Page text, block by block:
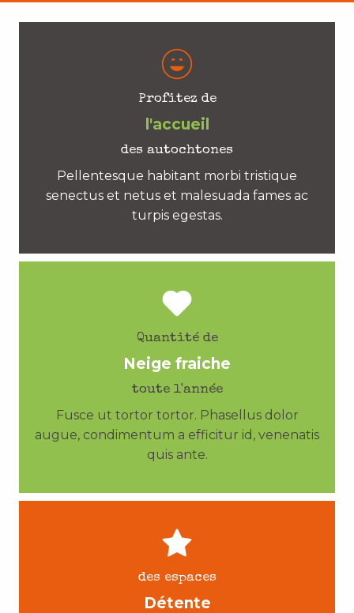
Profitez de
l'accueil
des autochtones
Pellentesque habitant morbi tristique
senectus et netus et malesuada fames ac
turpis egestas.
Quantité de
Neige fraiche
toute l'année
Fusce ut tortor tortor. Phasellus dolor
augue, condimentum a efficitur id, venenatis
quis ante.
des espaces
Détente